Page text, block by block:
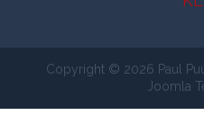
Copyright © 2026 Paul
Joomla